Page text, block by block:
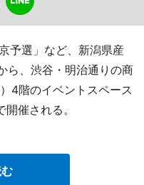
予選」など、新潟県産
ら、渋谷・明治通りの商
4階のイベントスペース
催される。